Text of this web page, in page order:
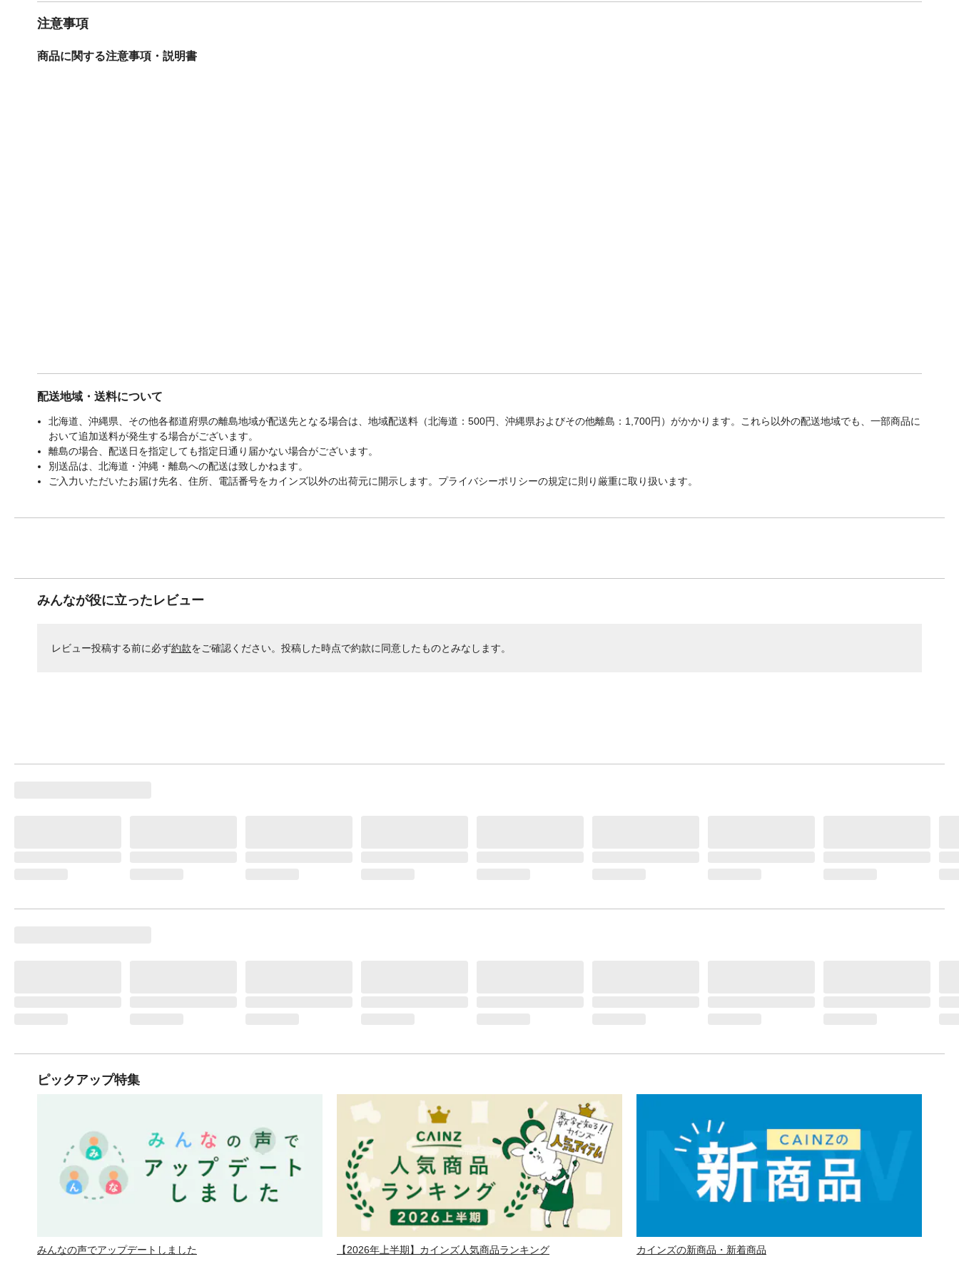
注意事項
商品に関する注意事項・説明書
配送地域・送料について
北海道、沖縄県、その他各都道府県の離島地域が配送先となる場合は、地域配送料（北海道：500円、沖縄県およびその他離島：1,700円）がかかります。これら以外の配送地域でも、一部商品に
おいて追加送料が発生する場合がございます。
離島の場合、配送日を指定しても指定日通り届かない場合がございます。
別送品は、北海道・沖縄・離島への配送は致しかねます。
ご入力いただいたお届け先名、住所、電話番号をカインズ以外の出荷元に開示します。プライバシーポリシーの規定に則り厳重に取り扱います。
みんなが役に立ったレビュー
レビュー投稿する前に必ず約款をご確認ください。投稿した時点で約款に同意したものとみなします。
ピックアップ特集
みんなの声でアップデートしました 【2026年上半期】カインズ人気商品ランキング カインズの新商品・新着商品